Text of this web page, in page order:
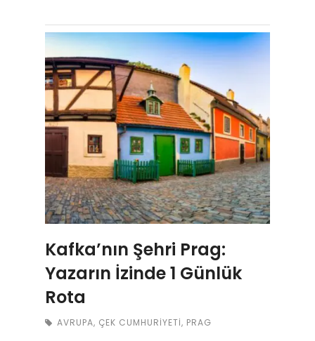
Kafka’nın Şehri Prag:
Yazarın İzinde 1 Günlük
Rota
AVRUPA, ÇEK CUMHURIYETI, PRAG